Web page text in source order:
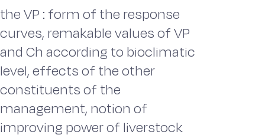
the VP : form of the response
curves, remakable values of VP
and Ch according to bioclimatic
level, effects of the other
constituents of the
management, notion of
improving power of liverstock